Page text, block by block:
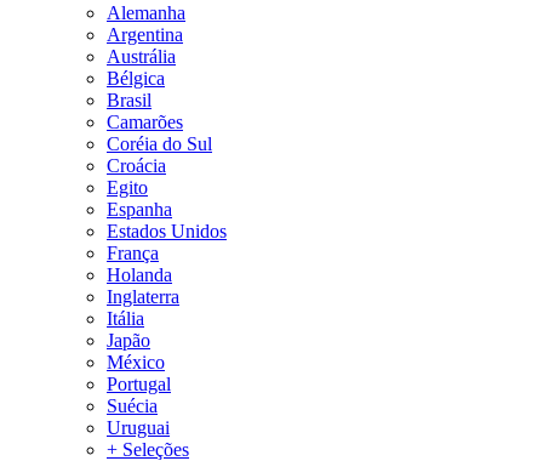
Alemanha
Argentina
Austrália
Bélgica
Brasil
Camarões
Coréia do Sul
Croácia
Egito
Espanha
Estados Unidos
França
Holanda
Inglaterra
Itália
Japão
México
Portugal
Suécia
Uruguai
+ Seleções